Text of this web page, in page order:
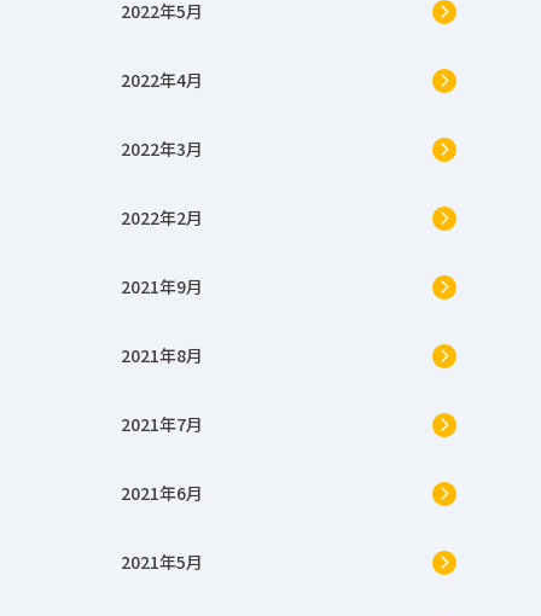
2022年5月
2022年4月
2022年3月
2022年2月
2021年9月
2021年8月
2021年7月
2021年6月
2021年5月